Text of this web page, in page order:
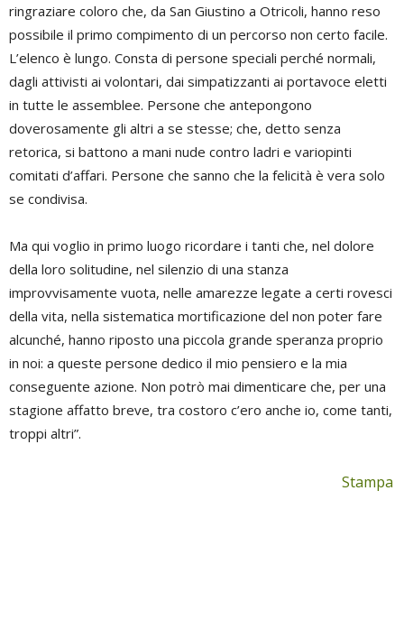
ringraziare coloro che, da San Giustino a Otricoli, hanno reso
possibile il primo compimento di un percorso non certo facile.
L’elenco è lungo. Consta di persone speciali perché normali,
dagli attivisti ai volontari, dai simpatizzanti ai portavoce eletti
in tutte le assemblee. Persone che antepongono
doverosamente gli altri a se stesse; che, detto senza
retorica, si battono a mani nude contro ladri e variopinti
comitati d’affari. Persone che sanno che la felicità è vera solo
se condivisa.
Ma qui voglio in primo luogo ricordare i tanti che, nel dolore
della loro solitudine, nel silenzio di una stanza
improvvisamente vuota, nelle amarezze legate a certi rovesci
della vita, nella sistematica mortificazione del non poter fare
alcunché, hanno riposto una piccola grande speranza proprio
in noi: a queste persone dedico il mio pensiero e la mia
conseguente azione. Non potrò mai dimenticare che, per una
stagione affatto breve, tra costoro c’ero anche io, come tanti,
troppi altri”.
Stampa